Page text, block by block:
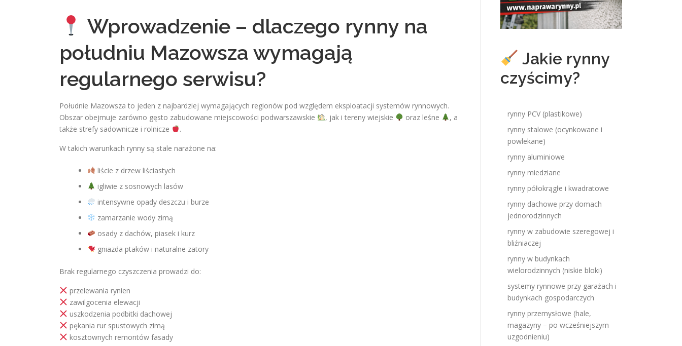
Wprowadzenie – dlaczego rynny na
południu Mazowsza wymagają
regularnego serwisu?
Południe Mazowsza to jeden z najbardziej wymagających regionów pod względem eksploatacji systemów rynnowych.
Obszar obejmuje zarówno gęsto zabudowane miejscowości podwarszawskie
, jak i tereny wiejskie oraz leśne
, a
także strefy sadownicze i rolnicze
.
W takich warunkach rynny są stale narażone na:
liście z drzew liściastych
igliwie z sosnowych lasów
intensywne opady deszczu i burze
zamarzanie wody zimą
osady z dachów, piasek i kurz
gniazda ptaków i naturalne zatory
Brak regularnego czyszczenia prowadzi do:
przelewania rynien
zawilgocenia elewacji
uszkodzenia podbitki dachowej
pękania rur spustowych zimą
kosztownych remontów fasady
Jakie rynny
czyścimy?
rynny PCV (plastikowe)
rynny stalowe (ocynkowane i
powlekane)
rynny aluminiowe
rynny miedziane
rynny półokrągłe i kwadratowe
rynny dachowe przy domach
jednorodzinnych
rynny w zabudowie szeregowej i
bliźniaczej
rynny w budynkach
wielorodzinnych (niskie bloki)
systemy rynnowe przy garażach i
budynkach gospodarczych
rynny przemysłowe (hale,
magazyny – po wcześniejszym
uzgodnieniu)